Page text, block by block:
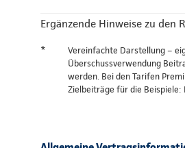
Ergänzende Hinweise zu den
*
Vereinfachte Darstellung –
Überschussverwendung
werden. Bei den Tarifen
Zielbeiträge für die Beispiele: